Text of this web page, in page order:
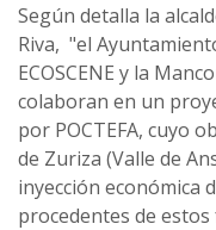
Según detalla la
Riva, "el
ECOSCENE y la
colaboran en un
por POCTEFA, cuyo
de Zuriza (Valle de
inyección económica
procedentes de